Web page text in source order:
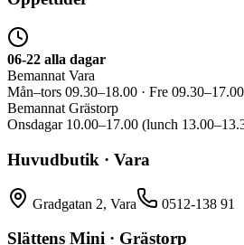
06-22 alla dagar
Bemannat Vara
Mån–tors 09.30–18.00 · Fre 09.30–17.00
Bemannat Grästorp
Onsdagar 10.00–17.00 (lunch
Huvudbutik · Vara
Gradgatan 2, Vara 0512-138 91
Slättens Mini · Grästorp